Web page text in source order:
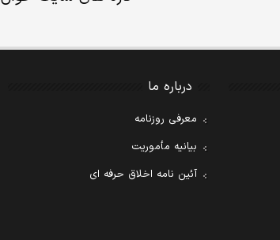
درباره ما
معرفی روزنامه
بیانیه مأموریت
آئین نامه اخلاق حرفه ای